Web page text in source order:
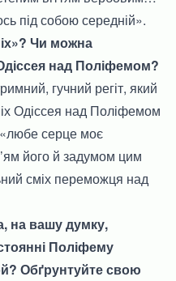
під собою середній».
Чи можна
над Поліфемом?
гучний регіт, який
Одіссея над Поліфемом
серце моє
його й задумом цим
сміх переможця над
на вашу думку,
Поліфему
Обґрунтуйте свою